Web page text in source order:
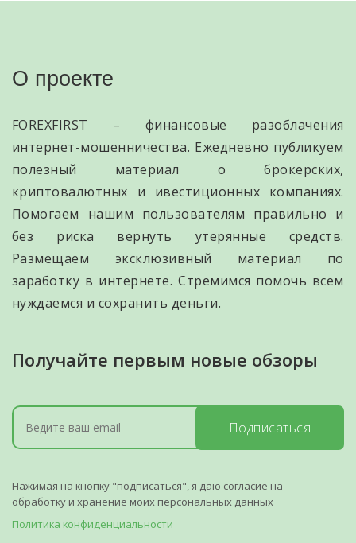
О проекте
FOREXFIRST – финансовые разоблачения
интернет-мошенничества. Ежедневно публикуем
полезный материал о брокерских,
криптовалютных и ивестиционных компаниях.
Помогаем нашим пользователям правильно и
без риска вернуть утерянные средств.
Размещаем эксклюзивный материал по
заработку в интернете. Стремимся помочь всем
нуждаемся и сохранить деньги.
Получайте первым новые обзоры
Подписаться
Нажимая на кнопку "подписаться", я даю согласие на
обработку и хранение моих персональных данных
Политика конфиденциальности